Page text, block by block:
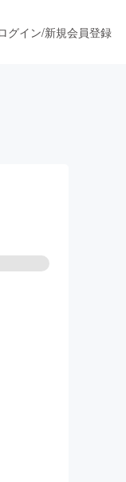
グイン/新規会員登録